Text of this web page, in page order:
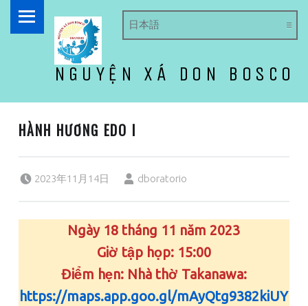
NGUYỆN XÁ DON BOSCO
HÀNH HƯƠNG EDO I
2023年11月14日 dboratorio
Ngày 18 tháng 11 năm 2023
Giờ tập họp: 15:00
Điểm hẹn: Nhà thờ Takanawa:
https://maps.app.goo.gl/mAyQtg9382kiUY